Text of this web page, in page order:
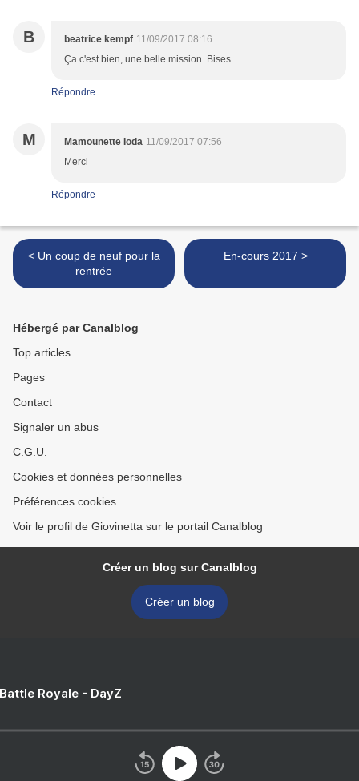
B beatrice kempf 11/09/2017 08:16
Ça c'est bien, une belle mission. Bises
Répondre
M Mamounette Ioda 11/09/2017 07:56
Merci
Répondre
< Un coup de neuf pour la
rentrée
En-cours 2017 >
Hébergé par Canalblog
Top articles
Pages
Contact
Signaler un abus
C.G.U.
Cookies et données personnelles
Préférences cookies
Voir le profil de Giovinetta sur le portail Canalblog
Créer un blog sur Canalblog
Créer un blog
Royale - DayZ